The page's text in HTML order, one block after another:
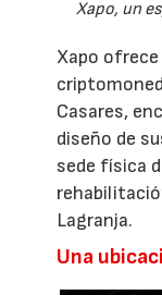
Xapo, un
Xapo
Casares,
diseño de
sede física
Lagranja.
Una